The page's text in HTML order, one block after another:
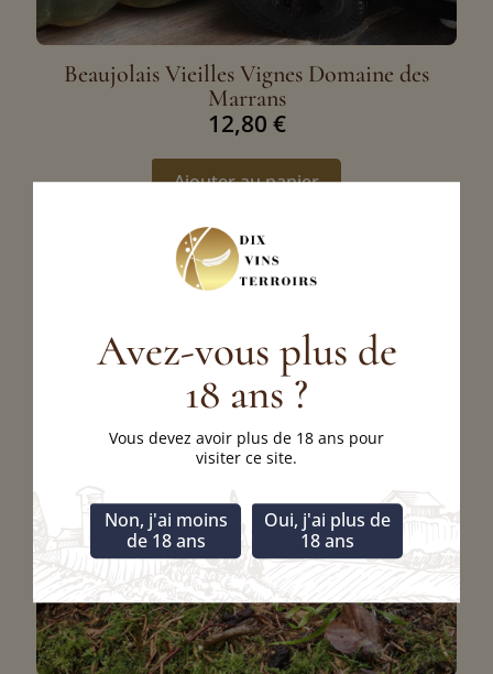
Beaujolais Vieilles Vignes Domaine des
Marrans
12,80 €
Ajouter au panier
Avez-vous plus de
18 ans ?
Vous devez avoir plus de 18 ans pour
visiter ce site.
Non, j'ai moins
de 18 ans
Oui, j'ai plus de
18 ans